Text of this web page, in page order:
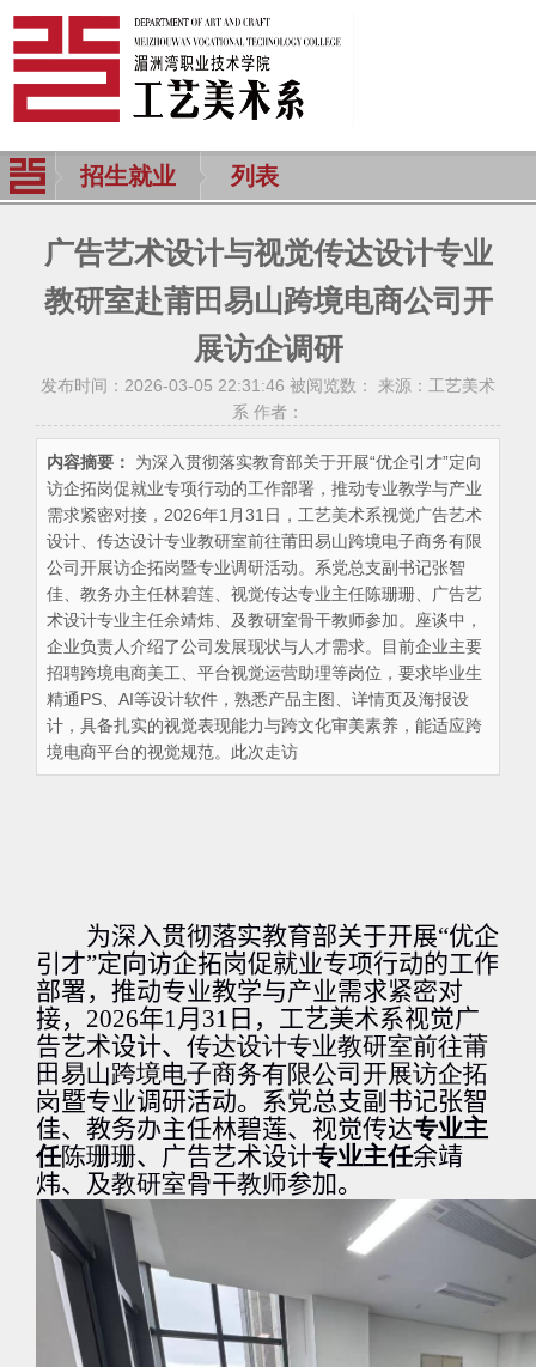
招生就业 列表
广告艺术设计与视觉传达设计专业
教研室赴莆田易山跨境电商公司开
展访企调研
发布时间：2026-03-05 22:31:46 被阅览数：
来源：工艺美术
系 作者：
内容摘要：
为深入贯彻落实教育部关于开展“优企引才”定向
访企拓岗促就业专项行动的工作部署，推动专业教学与产业
需求紧密对接，2026年1月31日，工艺美术系视觉广告艺术
设计、传达设计专业教研室前往莆田易山跨境电子商务有限
公司开展访企拓岗暨专业调研活动。系党总支副书记张智
佳、教务办主任林碧莲、视觉传达专业主任陈珊珊、广告艺
术设计专业主任余靖炜、及教研室骨干教师参加。座谈中，
企业负责人介绍了公司发展现状与人才需求。目前企业主要
招聘跨境电商美工、平台视觉运营助理等岗位，要求毕业生
精通PS、AI等设计软件，熟悉产品主图、详情页及海报设
计，具备扎实的视觉表现能力与跨文化审美素养，能适应跨
境电商平台的视觉规范。此次走访
为深入贯彻落实教育部关于开展“优企
引才”定向访企拓岗促就业专项行动的工作
部署， 推动专业教学与产业需求紧密对
接， 2026年1月 31 日，工艺美术系视觉广
告艺术设计、 传达设计专业教研室前往莆
田易山跨境电子商务有限公司开展访企拓
岗暨专业调研活动。系党总支副书记张智
佳、教务办主任林碧莲、视觉传达专业主
任陈珊珊、 广告艺术设计专业主任余靖
炜、 及教研室骨干教师参加。